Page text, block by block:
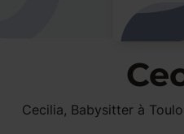
Cecilia, Babysitter à